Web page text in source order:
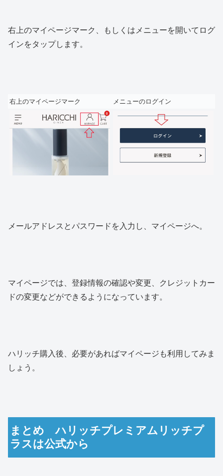
右上のマイページマーク、もしくはメニューを開いてログ
インをタップします。
右上のマイページマーク メニューのログイン
メールアドレスとパスワードを入力し、マイページへ。
マイページでは、登録情報の確認や変更、クレジットカー
ドの変更などができるようになっています。
ハリッチ購入後、必要があればマイページも利用してみま
しょう。
まとめ ハリッチプレミアムリッチプ
ラスは公式から